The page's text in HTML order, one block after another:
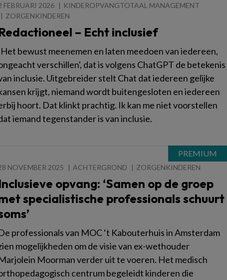
FEBRUARI 2026
KINDEROPVANGTOTAAL MANAGEMENT
ZORGENKINDEREN
– Echt inclusief
bewust meenemen en laten meedoen van iedereen,
verschillen', dat is volgens ChatGPT de betekenis
inclusie. Uitgebreider stelt Chat dat iedereen gelijke
krijgt, niemand wordt buitengesloten en iedereen
hoort. Dat klinkt prachtig. Ik kan me niet voorstellen
iemand tegenstander is van inclusie.
NOVEMBER 2025 ACHTERGROND ZORGENKINDEREN
opvang: ‘Samen op de groep
specialistische professionals schuurt
professionals van MOC ‘t Kabouterhuis in Amsterdam
mogelijkheden om de visie van ex-wethouder
Moorman verder uit te voeren. Het medisch
centrum begeleidt kinderen die